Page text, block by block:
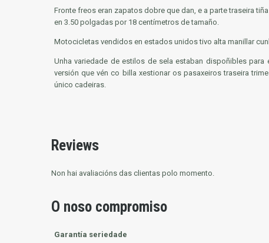
Fronte freos eran zapatos dobre que dan, e a parte traseira
en 3.50 polgadas por 18 centímetros de tamaño.
Motocicletas vendidos en estados unidos tivo alta manillar
Unha variedade de estilos de sela estaban dispoñibles
versión que vén co billa xestionar os pasaxeiros traseira
único cadeiras.
Reviews
Non hai avaliacións das clientas polo momento.
O noso compromiso
Garantía seriedade